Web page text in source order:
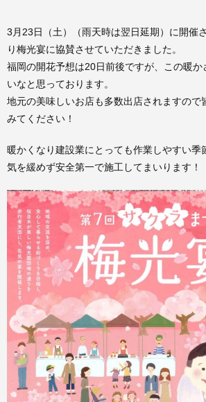
3月23日（土）（雨天時は翌日延期）に開催
り梅光宴に協賛させていただきました。
福岡の開花予想は20日前後ですが、この暖
いなと思っております。
地元の美味しいお店も多数出店されますので
みてください！
暖かくなり建設業にとっても作業しやすい季
気を緩めず安全第一で施工してまいります！